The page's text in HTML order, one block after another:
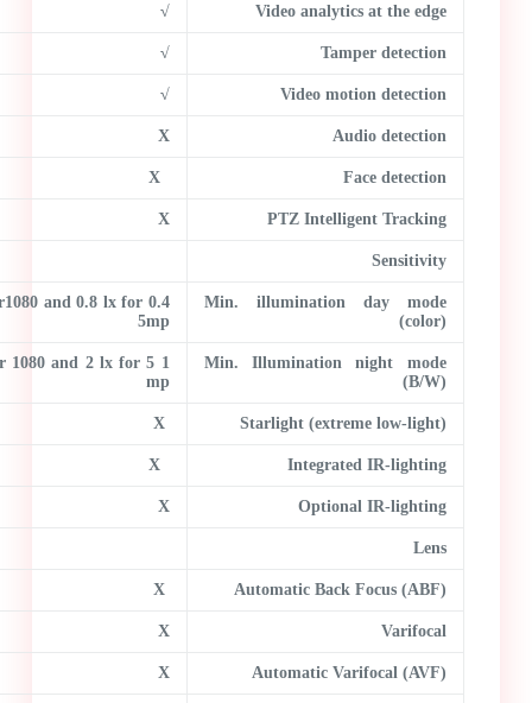
Video analytics at the edge
√
Tamper detection
√
Video motion detection
√
Audio detection
X
Face detection
X
PTZ Intelligent Tracking
X
Sensitivity
Min. illumination day mode
(color)
for1080 and 0.8 lx for
5mp
Min. Illumination night mode
(B/W)
1080 and 2 lx for 5
mp
Starlight (extreme low-light)
X
Integrated IR-lighting
X
Optional IR-lighting
X
Lens
Automatic Back Focus (ABF)
X
Varifocal
X
Automatic Varifocal (AVF)
X